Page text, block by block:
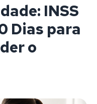
INSS
Dias para
o